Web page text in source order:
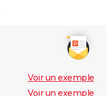
Voir un exemple
Voir un exemple